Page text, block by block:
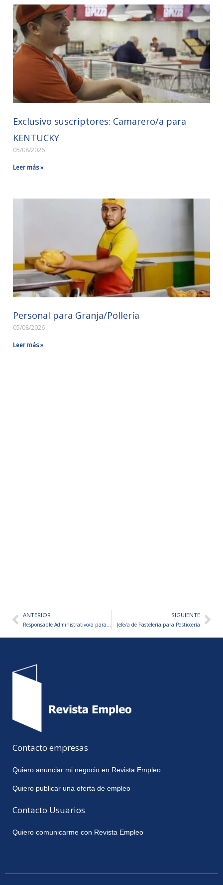
Exclusivo suscriptores: Camarero/a para
KENTUCKY
05/08/2026
Leer más »
Personal para Granja/Pollería
05/08/2026
Leer más »
AntANTERIOR
Responsable Administrativo/a para Empresa de Operaciones Inmobiliarias
SIGUIENTE
Jefe/a de Pastelería para Pasticcería
Contacto empresas
Quiero anunciar mi negocio en Revista Empleo
Quiero publicar una oferta de empleo
Contacto Usuarios
Quiero comunicarme con Revista Empleo